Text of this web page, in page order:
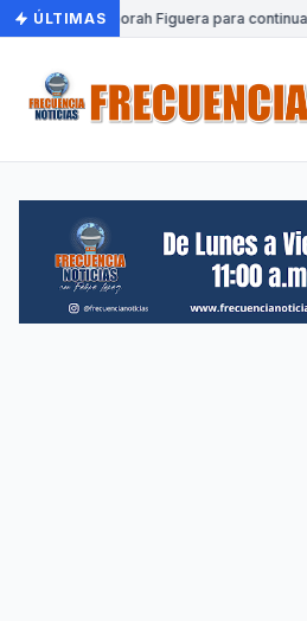
ÚLTIMAS
Venezuela Dinorah Figuera para